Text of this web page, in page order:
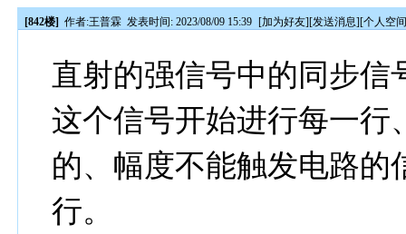
[842楼] 作者:王普霖 发表时间: 2023/08/09 15:39 [加为好友][发送消息][个人空
直射的强信号中的同步信
这个信号开始进行每一行
的、幅度不能触发电路的
行。